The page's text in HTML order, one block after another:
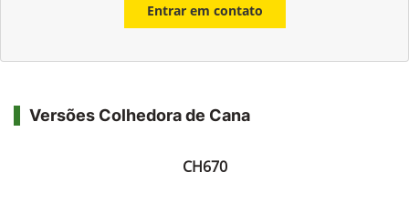
Entrar em contato
Versões Colhedora de Cana
CH670